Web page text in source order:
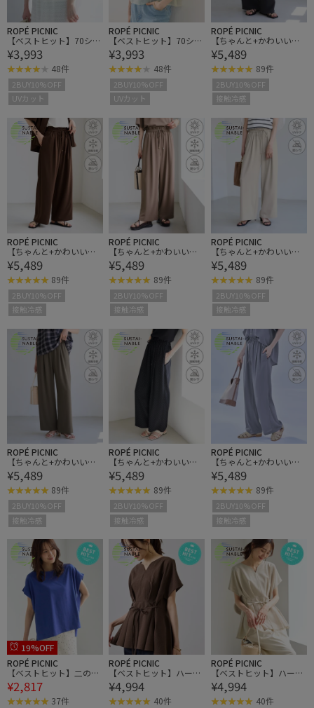
ROPÉ PICNIC
【ベストヒット】70シル
ケットシアードッキング
トップス/着丈が選べ
る・UVカット・接触冷感
¥3,993
48件
2BUY10%OFF
UVカット
ROPÉ PICNIC
【ベストヒット】70シル
ケットシアードッキング
トップス/着丈が選べ
る・UVカット・接触冷感
¥3,993
48件
2BUY10%OFF
UVカット
ROPÉ PICNIC
【ちゃんと+かわいい保
証】ジョグイージーワイ
ドパンツ/UVケア・防シ
ワ・セットアップ対応
¥5,489
89件
2BUY10%OFF
接触冷感
ROPÉ PICNIC
【ちゃんと+かわいい保
証】ジョグイージーワイ
ドパンツ/UVケア・防シ
ワ・セットアップ対応
¥5,489
89件
2BUY10%OFF
接触冷感
ROPÉ PICNIC
【ちゃんと+かわいい保
証】ジョグイージーワイ
ドパンツ/UVケア・防シ
ワ・セットアップ対応
¥5,489
89件
2BUY10%OFF
接触冷感
ROPÉ PICNIC
【ちゃんと+かわいい保
証】ジョグイージーワイ
ドパンツ/UVケア・防シ
ワ・セットアップ対応
¥5,489
89件
2BUY10%OFF
接触冷感
ROPÉ PICNIC
【ちゃんと+かわいい保
証】ジョグイージーワイ
ドパンツ/UVケア・防シ
ワ・セットアップ対応
¥5,489
89件
2BUY10%OFF
接触冷感
ROPÉ PICNIC
【ちゃんと+かわいい保
証】ジョグイージーワイ
ドパンツ/UVケア・防シ
ワ・セットアップ対応
¥5,489
89件
2BUY10%OFF
接触冷感
ROPÉ PICNIC
【ちゃんと+かわいい保
証】ジョグイージーワイ
ドパンツ/UVケア・防シ
ワ・セットアップ対応
¥5,489
89件
2BUY10%OFF
接触冷感
19%OFF
ROPÉ PICNIC
【ベストヒット】二の腕
すっきり見えカットトッ
プス/UV・接触冷感・吸
¥2,817
37件
ROPÉ PICNIC
【ベストヒット】ハート
ネックペプラムブラウ
ス/接触冷感
¥4,994
40件
ROPÉ PICNIC
【ベストヒット】ハート
ネックペプラムブラウ
ス/接触冷感
¥4,994
40件